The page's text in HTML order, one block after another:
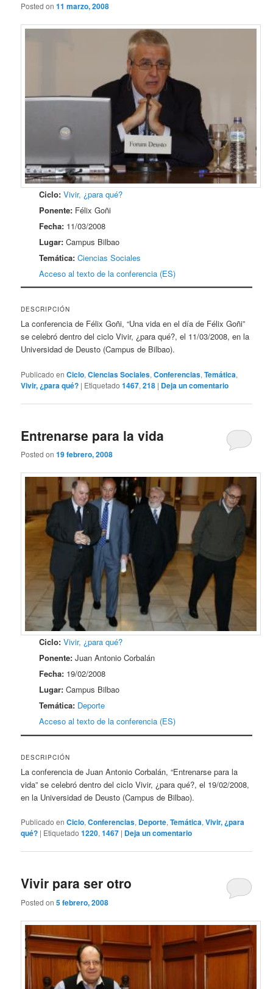
Posted on11 marzo, 2008
Ciclo: Vivir, ¿para qué?
Ponente: Félix Goñi
Fecha: 11/03/2008
Lugar: Campus Bilbao
Temática: Ciencias Sociales
Acceso al texto de la conferencia (ES)
DESCRIPCIÓN
La conferencia de Félix Goñi, “Una vida en el día de Félix Goñi”
se celebró dentro del ciclo Vivir, ¿para qué?, el 11/03/2008, en la
Universidad de Deusto (Campus de Bilbao).
Publicado en Ciclo,Ciencias Sociales,Conferencias,Temática,
Vivir, ¿para qué? | Etiquetado 1467,218 | Deja un comentario
Entrenarse para la vida
Posted on19 febrero, 2008
Ciclo: Vivir, ¿para qué?
Ponente: Juan Antonio Corbalán
Fecha: 19/02/2008
Lugar: Campus Bilbao
Temática: Deporte
Acceso al texto de la conferencia (ES)
DESCRIPCIÓN
La conferencia de Juan Antonio Corbalán, “Entrenarse para la
vida” se celebró dentro del ciclo Vivir, ¿para qué?, el 19/02/2008,
en la Universidad de Deusto (Campus de Bilbao).
Publicado en Ciclo,Conferencias, Deporte,Temática,Vivir, ¿para
qué? | Etiquetado 1220,1467 | Deja un comentario
Vivir para ser otro
Posted on5 febrero, 2008